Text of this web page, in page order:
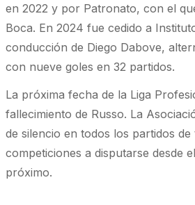
en 2022 y por Patronato, con el
Boca. En 2024 fue cedido a
conducción de Diego Dabove,
con nueve goles en 32 partidos.
La próxima fecha de la Liga
fallecimiento de Russo. La
de silencio en todos los partidos
competiciones a disputarse desde
próximo.